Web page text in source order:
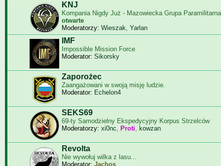
KNJ
Kompania Nigdy Już - Mazowiecka Grupa
otwarte
Moderatorzy: Wieszak, Yarlan
IMF
Impossible Mission Force
Moderator: Sikorsky
Zaporożec
Zaangażowani w swoją misję ludzie.
Moderator: Echelon4
SEKS69
69-ty Samodzielny Ekspedycyjny Korpus Strzelców
Moderatorzy: xi0nc, Proti, kowzan
Revolta
Nie wywołuj wilka z lasu...
Moderator: Jachos